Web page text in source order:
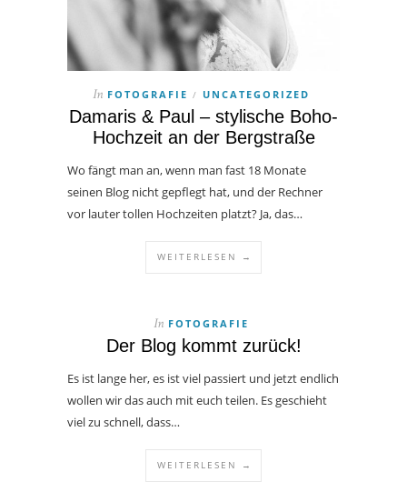
In FOTOGRAFIE / UNCATEGORIZED
Damaris & Paul – stylische Boho-
Hochzeit an der Bergstraße
Wo fängt man an, wenn man fast 18 Monate
seinen Blog nicht gepflegt hat, und der Rechner
vor lauter tollen Hochzeiten platzt? Ja, das…
WEITERLESEN →
In FOTOGRAFIE
Der Blog kommt zurück!
Es ist lange her, es ist viel passiert und jetzt endlich
wollen wir das auch mit euch teilen. Es geschieht
viel zu schnell, dass…
WEITERLESEN →